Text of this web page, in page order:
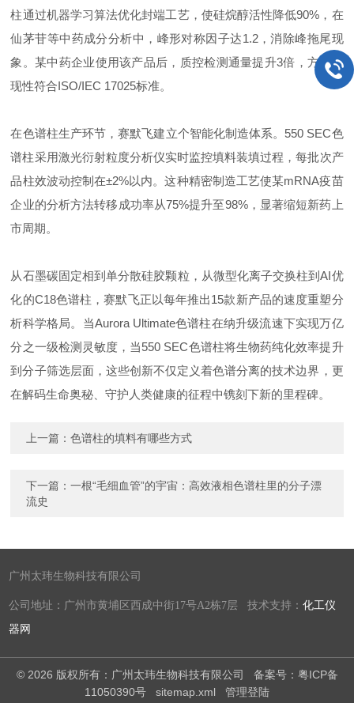
柱通过机器学习算法优化封端工艺，使硅烷醇活性降低90%，在
仙茅苷等中药成分分析中，峰形对称因子达1.2，消除峰拖尾现
象。某中药企业使用该产品后，质控检测通量提升3倍，方法重
现性符合ISO/IEC 17025标准。
在色谱柱生产环节，赛默飞建立个智能化制造体系。550 SEC色
谱柱采用激光衍射粒度分析仪实时监控填料装填过程，每批次产
品柱效波动控制在±2%以内。这种精密制造工艺使某mRNA疫苗
企业的分析方法转移成功率从75%提升至98%，显著缩短新药上
市周期。
从石墨碳固定相到单分散硅胶颗粒，从微型化离子交换柱到AI优
化的C18色谱柱，赛默飞正以每年推出15款新产品的速度重塑分
析科学格局。当Aurora Ultimate色谱柱在纳升级流速下实现万亿
分之一级检测灵敏度，当550 SEC色谱柱将生物药纯化效率提升
到分子筛选层面，这些创新不仅定义着色谱分离的技术边界，更
在解码生命奥秘、守护人类健康的征程中镌刻下新的里程碑。
上一篇：色谱柱的填料有哪些方式
下一篇：一根“毛细血管”的宇宙：高效液相色谱柱里的分子漂
流史
广州太玮生物科技有限公司
公司地址：广州市黄埔区西成中街17号A2栋7层 技术支持：化工仪
器网
© 2026 版权所有：广州太玮生物科技有限公司 备案号：粤ICP备
11050390号
sitemap.xml 管理登陆